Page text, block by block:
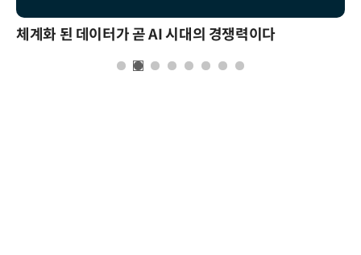
체계화 된 데이터가 곧 AI 시대의 경쟁력이다